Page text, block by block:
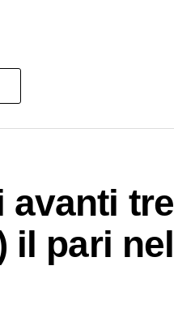
avanti tre
il pari nel